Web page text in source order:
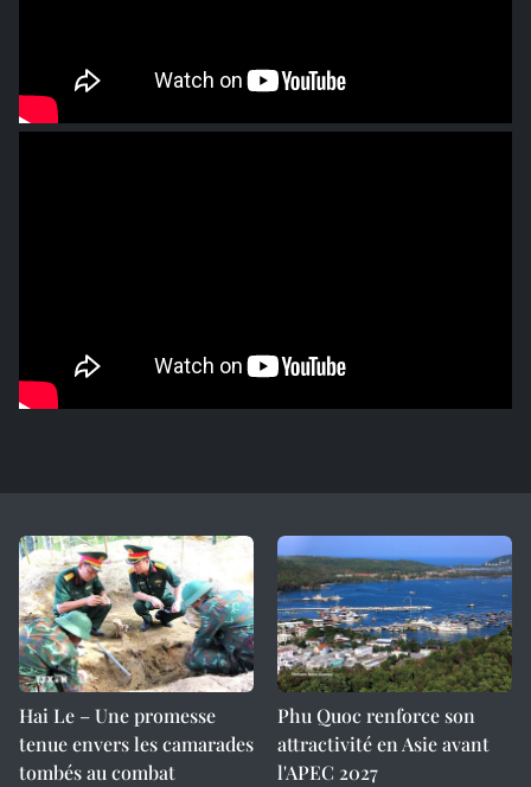
Hai Le – Une promesse
tenue envers les camarades
tombés au combat
Phu Quoc renforce son
attractivité en Asie avant
l'APEC 2027